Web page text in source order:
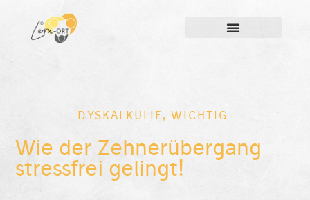
DYSKALKULIE ,WICHTIG
Wie der Zehnerübergang
stressfrei gelingt!